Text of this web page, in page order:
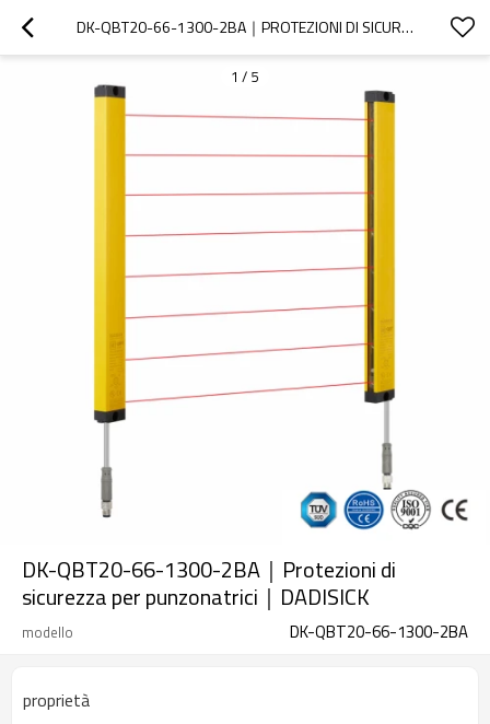
DK-QBT20-66-1300-2BA｜PROTEZIONI DI SICUREZZA PER PUNZONATRICI｜DADISICK
1 / 5
DK-QBT20-66-1300-2BA｜Protezioni di
sicurezza per punzonatrici｜DADISICK
modello DK-QBT20-66-1300-2BA
proprietà